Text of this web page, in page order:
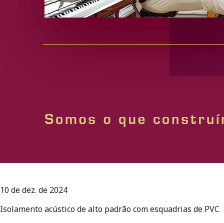
10 de dez. de 2024
Isolamento acústico de alto padrão com esquadrias de PVC